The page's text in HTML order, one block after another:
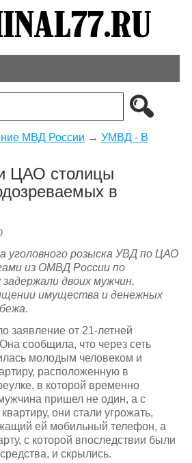
МВД России → УМВД - В
ЦАО столицы
в
уголовного розыска УВД по ЦАО
из ОМВД России по
двоих мужчин,
имущества и денежных
заявление от 21-летней
сообщила, что через сеть
молодым человеком и
расположенную в
в которой временно
пришел не один, а с
они стали угрожать,
ей мобильный телефон, а
с которой впоследствии были
и скрылись.